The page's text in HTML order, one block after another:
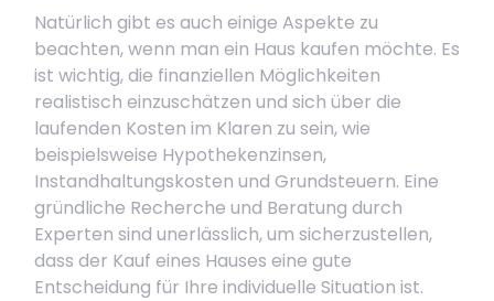
Natürlich gibt es auch einige Aspekte zu
beachten, wenn man ein Haus kaufen möchte. Es
ist wichtig, die finanziellen Möglichkeiten
realistisch einzuschätzen und sich über die
laufenden Kosten im Klaren zu sein, wie
beispielsweise Hypothekenzinsen,
Instandhaltungskosten und Grundsteuern. Eine
gründliche Recherche und Beratung durch
Experten sind unerlässlich, um sicherzustellen,
dass der Kauf eines Hauses eine gute
Entscheidung für Ihre individuelle Situation ist.